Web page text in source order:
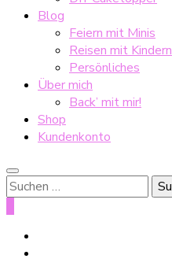
Blog
Feiern mit Minis
Reisen mit Kindern
Persönliches
Über mich
Back’ mit mir!
Shop
Kundenkonto
Suche
nach: